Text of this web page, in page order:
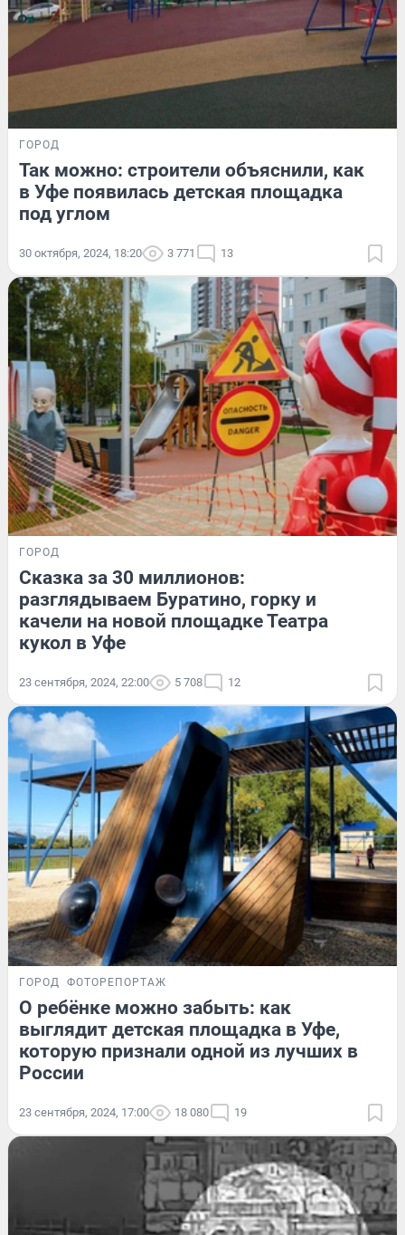
ГОРОД
Так можно: строители объяснили, как
в Уфе появилась детская площадка
под углом
30 октября, 2024, 18:20 3 771 13
ГОРОД
Сказка за 30 миллионов:
разглядываем Буратино, горку и
качели на новой площадке Театра
кукол в Уфе
23 сентября, 2024, 22:00 5 708 12
ГОРОД ФОТОРЕПОРТАЖ
О ребёнке можно забыть: как
выглядит детская площадка в Уфе,
которую признали одной из лучших в
России
23 сентября, 2024, 17:00 18 080 19